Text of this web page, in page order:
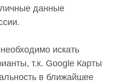
личные данные
искать
т.к. Google Карты
в ближайшее